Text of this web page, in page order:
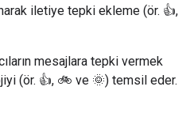
iletiye tepki ekleme (ör. 👍,
mesajlara tepki vermek
(ör. 👍, 🚲 ve 🌞) temsil eder.